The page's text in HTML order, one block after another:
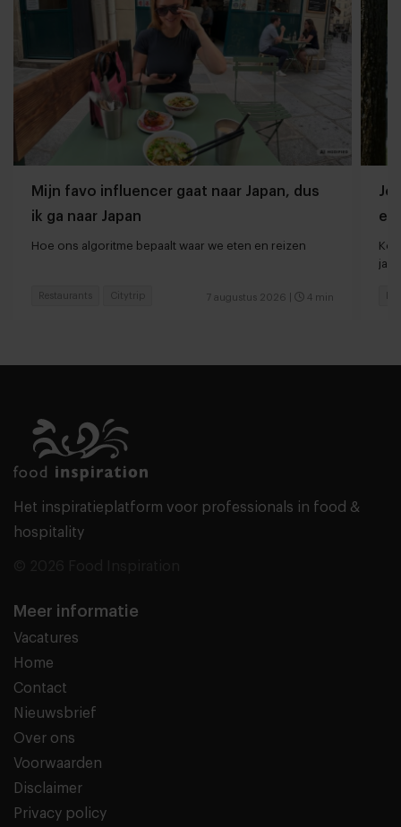
Mijn favo influencer gaat naar Japan, dus
ik ga naar Japan
Hoe ons algoritme bepaalt waar we eten en reizen
7 augustus 2026 4 min
Restaurants Citytrip
Het inspiratieplatform voor professionals in food &
hospitality
Meer informatie
Vacatures
Home
Contact
Nieuwsbrief
Over ons
Voorwaarden
Disclaimer
Privacy policy